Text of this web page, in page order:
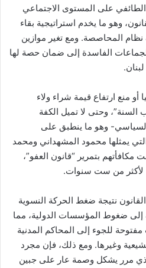
الطائفي على المستوى الاجتماعي
وهو ما يخدم استراتيجية بقاء
المحاصصة. ومع تغير موازين
الفاسدة إلى ضمان حصة لها
أو منع ارتفاع قيمة شراء ولاء
وحتى لا تميل الكفة
السياسي- وهو ما ينطبق على
يمثلها محمود المشهداني ومحمد
بتمرير “قانون العفو”،
لأكثر من ست سنوات.
نتيجة ضغط الحركة النسوية
إلى ضغوط المؤسسات الدولية، مما
للجوء إلى المحاكم المدنية
وغيرها. ومع ذلك، فإن مجرد
مرر يشكل وصمة عار على جبين